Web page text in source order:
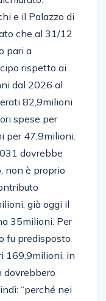
e il Palazzo di
che al 31/12
pari a
rispetto ai
dal 2026 al
82,9milioni
spese per
per 47,9milioni.
dovrebbe
non è proprio
già oggi il
35milioni. Per
fu predisposto
169,9milioni, in
dovrebbero
“perché nei